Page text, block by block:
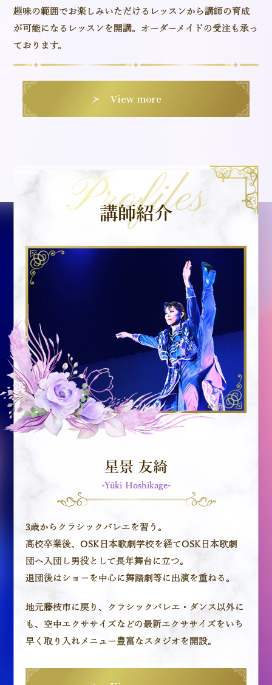
趣味の範囲でお楽しみいただけるレッスンから講師の育成
が可能になるレッスンを開講。オーダーメイドの受注も承っ
ております。
View more
講師紹介
Profiles
星景 友綺
-Yûki Hoshikage-
3歳からクラシックバレエを習う。
高校卒業後、OSK日本歌劇学校を経てOSK日本歌劇
団へ入団し男役として長年舞台に立つ。
退団後はショーを中心に舞踏劇等に出演を重ねる。
地元藤枝市に戻り、クラシックバレエ・ダンス以外に
も、 空中エクササイズなどの最新エクササイズをいち
早く取り入れメニュー豊富なスタジオを開設。